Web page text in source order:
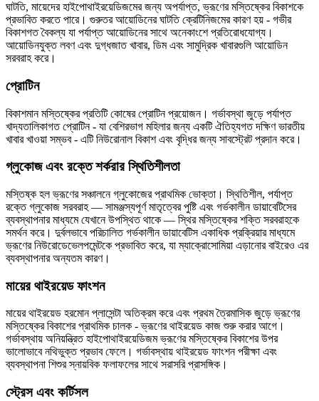
ঘাটতি, মায়েদের হাইপোথাইরয়েডিজমের জন্য অপর্যাপ্ত, ভ্রূণের মস্তিষ্কের বিকাশকে
প্রভাবিত করতে পারে। গুরুতর আয়োডিনের ঘাটতি ক্রেটিনিজমের কারণ হয় - গভীর
বিকাশগত বৈকল্য যা পর্যাপ্ত আয়োডিনের সাথে অনেকাংশে প্রতিরোধযোগ্য।
আয়োডিনযুক্ত লবণ এবং দুগ্ধজাত খাবার, ডিম এবং সামুদ্রিক খাবারগুলি আয়োডিন
সরবরাহ করে।
প্রোটিন
বিকাশমান মস্তিষ্কের প্রতিটি কোষের প্রোটিন প্রয়োজন। গর্ভাবস্থা জুড়ে পর্যাপ্ত
খাদ্যতালিকাগত প্রোটিন - যা বেশিরভাগ মহিলার জন্য একটি ঐতিহ্যগত দক্ষিণ ভারতীয়
খাবার খাওয়া সম্ভব - এটি নিউরোনাল বিকাশ এবং বৃদ্ধির জন্য সাবস্ট্রেট প্রদান করে।
গ্লুকোজ এবং রক্তে শর্করার স্থিতিশীলতা
মস্তিষ্ক হল ভ্রূণের সঞ্চালনে গ্লুকোজের প্রাথমিক ভোক্তা। স্থিতিশীল, পর্যাপ্ত
রক্তে গ্লুকোজ সরবরাহ — সামঞ্জস্যপূর্ণ মাতৃত্বের পুষ্টি এবং গর্ভকালীন ডায়াবেটিসের
ব্যবস্থাপনার মাধ্যমে যেখানে উপস্থিত থাকে — স্থির মস্তিষ্কের শক্তি সরবরাহকে
সমর্থন করে। দুর্বলভাবে পরিচালিত গর্ভকালীন ডায়াবেটিস একাধিক প্রক্রিয়ার মাধ্যমে
ভ্রূণের নিউরোডেভেলপমেন্টকে প্রভাবিত করে, যা ম্যাক্রোসোমিয়া এড়ানোর বাইরেও এর
ব্যবস্থাপনার অন্যতম কারণ।
মায়ের থাইরয়েড ফাংশন
মায়ের থাইরয়েড হরমোন প্লাসেন্টা অতিক্রম করে এবং প্রথম ত্রৈমাসিক জুড়ে ভ্রূণের
মস্তিষ্কের বিকাশের প্রাথমিক চালক - ভ্রূণের থাইরয়েড কাজ শুরু করার আগে।
গর্ভাবস্থায় অনিয়ন্ত্রিত হাইপোথাইরয়েডিজম ভ্রূণের মস্তিষ্কের বিকাশের উপর
ভালোভাবে নথিভুক্ত প্রভাব ফেলে। গর্ভাবস্থায় থাইরয়েড ফাংশন পরীক্ষা এবং
ব্যবস্থাপনা শিশুর স্নায়বিক ফলাফলের সাথে সরাসরি প্রাসঙ্গিক।
স্ট্রেস এবং কর্টিসল